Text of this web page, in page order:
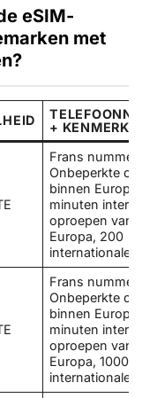
eSIM-
met
+
Frans nummer
Onbeperkte
binnen
minuten
oproepen
Europa, 200
internationale
Frans nummer
Onbeperkte
binnen
minuten
oproepen
Europa, 1000
internationale